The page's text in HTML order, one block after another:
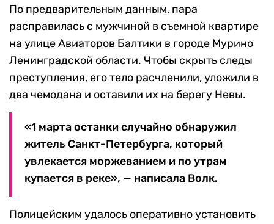
По предварительным данным, пара
расправилась с мужчиной в съемной квартире
на улице Авиаторов Балтики в городе Мурино
Ленинградской области. Чтобы скрыть следы
преступления, его тело расчленили, уложили в
два чемодана и оставили их на берегу Невы.
«1 марта останки случайно обнаружил
житель Санкт-Петербурга, который
увлекается моржеванием и по утрам
купается в реке», — написала Волк.
Полицейским удалось оперативно установить